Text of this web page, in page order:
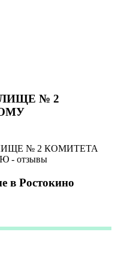
№ 2
№ 2 КОМИТЕТА
- отзывы
в Ростокино